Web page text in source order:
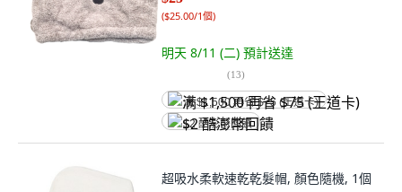
($25.00/1個)
明天 8/11 (二) 預計送達
(13)
满 $1,500 再省 $75 (王道卡)
$2 酷澎幣回饋
超吸水柔軟速乾乾髮帽, 顏色隨機, 1個